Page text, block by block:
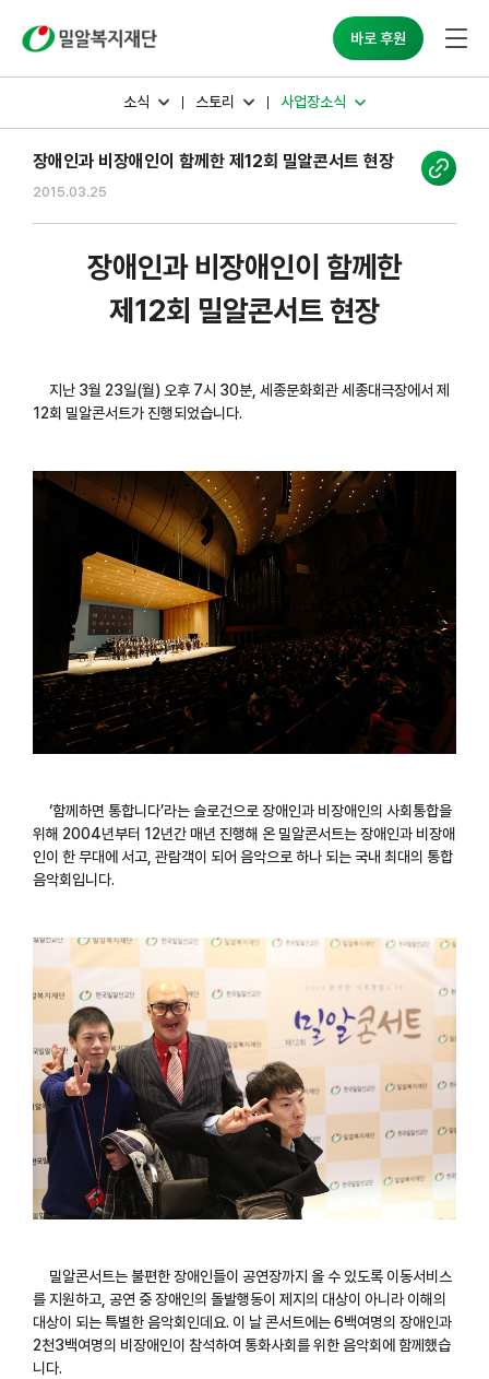
바로 후원
소식 스토리 사업장소식
장애인과 비장애인이 함께한 제12회 밀알콘서트 현장
2015.03.25
장애인과 비장애인이 함께한
제12회 밀알콘서트 현장
지난 3월 23일(월) 오후 7시 30분, 세종문화회관 세종대극장에서 제
12회 밀알콘서트가 진행되었습니다.
‘함께하면 통합니다’라는 슬로건으로 장애인과 비장애인의 사회통합을
위해 2004년부터 12년간 매년 진행해 온 밀알콘서트는 장애인과 비장애
인이 한 무대에 서고, 관람객이 되어 음악으로 하나 되는 국내 최대의 통합
음악회입니다.
밀알콘서트는 불편한 장애인들이 공연장까지 올 수 있도록 이동서비스
를 지원하고, 공연 중 장애인의 돌발행동이 제지의 대상이 아니라 이해의
대상이 되는 특별한 음악회인데요. 이 날 콘서트에는 6백여명의 장애인과
2천3백여명의 비장애인이 참석하여 통화사회를 위한 음악회에 함께했습
니다.